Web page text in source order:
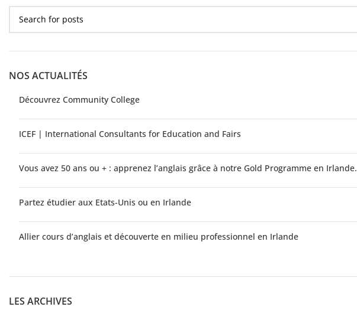
NOS ACTUALITÉS
Découvrez Community College
ICEF | International Consultants for Education and Fairs
Vous avez 50 ans ou + : apprenez l’anglais grâce à notre Gold Programme en Irlande.
Partez étudier aux Etats-Unis ou en Irlande
Allier cours d’anglais et découverte en milieu professionnel en Irlande
LES ARCHIVES